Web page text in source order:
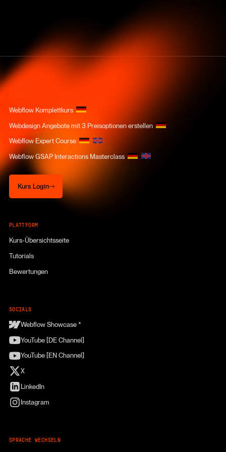
Webflow Komplettkurs
Webdesign Angebote mit 3 Preisoptionen erstellen
Webflow Expert Course
Webflow GSAP Interactions Masterclass
Kurs Login
Kurs Login
PLATTFORM
Kurs-Übersichtsseite
Tutorials
Bewertungen
SOCIALS
Webflow Showcase *
YouTube [DE Channel]
YouTube [EN Channel]
X
LinkedIn
Instagram
SPRACHE WECHSELN